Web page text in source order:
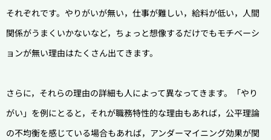
それぞれです。 やりがいが無い，仕事が難しい，給料が低い，人間
関係がうまくいかないなど，ちょっと想像するだけでもモチベーシ
ョンが無い理由はたくさん出てきます。
さらに，それらの理由の詳細も人によって異なってきます。「やり
がい」を例にとると，それが職務特性的な理由もあれば，公平理論
の不均衡を感じている場合もあれば，アンダーマイニング効果が関